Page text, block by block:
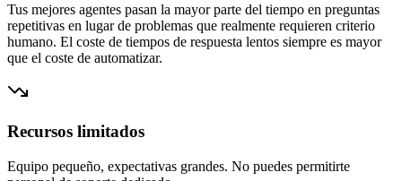
Tus mejores agentes pasan la mayor parte del tiempo en preguntas
repetitivas en lugar de problemas que realmente requieren criterio
humano. El coste de tiempos de respuesta lentos siempre es mayor
que el coste de automatizar.
Recursos limitados
Equipo pequeño, expectativas grandes. No puedes permitirte